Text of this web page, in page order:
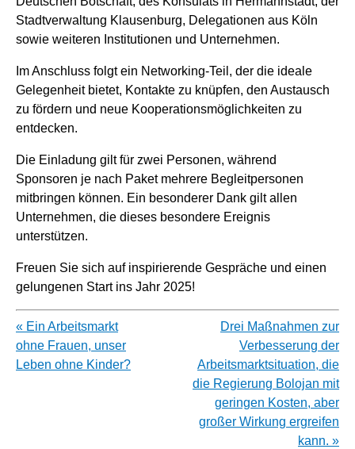
Stadtverwaltung Klausenburg, Delegationen aus Köln
sowie weiteren Institutionen und Unternehmen.
Im Anschluss folgt ein Networking-Teil, der die ideale
Gelegenheit bietet, Kontakte zu knüpfen, den Austausch
zu fördern und neue Kooperationsmöglichkeiten zu
entdecken.
Die Einladung gilt für zwei Personen, während
Sponsoren je nach Paket mehrere Begleitpersonen
mitbringen können. Ein besonderer Dank gilt allen
Unternehmen, die dieses besondere Ereignis
unterstützen.
Freuen Sie sich auf inspirierende Gespräche und einen
gelungenen Start ins Jahr 2025!
Drei Maßnahmen zur
Verbesserung der
Arbeitsmarktsituation, die
die Regierung Bolojan mit
geringen Kosten, aber
großer Wirkung ergreifen
kann. »
« Ein Arbeitsmarkt
ohne Frauen, unser
Leben ohne Kinder?